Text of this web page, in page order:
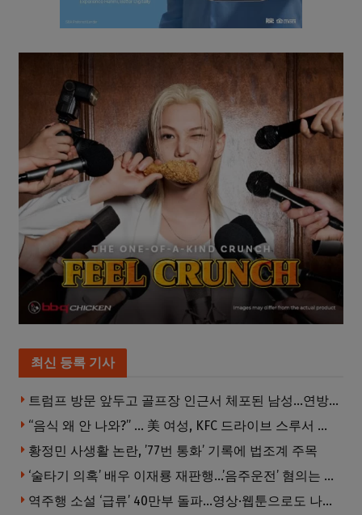
최신 등록 기사
트럼프 방문 앞두고 골프장 인근서 체포된 남성…연방 총기 혐의 적용
“음식 왜 안 나와?” … 美 여성, KFC 드라이브 스루서 소총 위협
황정민 사생활 논란, ’77번 통화’ 기록에 법조계 주목
‘술타기 의혹’ 배우 이재룡 재판행…’음주운전’ 혐의는 제외
역주행 소설 ‘급류’ 40만부 돌파…영상·웹툰으로도 나온다